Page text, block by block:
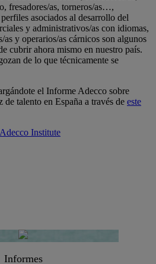
fresadores/as, torneros/as…,
asociados al desarrollo del
y administrativos/as con idiomas,
as y operarios/as cárnicos son algunos
cubrir ahora mismo en nuestro país.
de lo que técnicamente se
el Informe Adecco sobre
talento en España a través de este
Institute
Informes